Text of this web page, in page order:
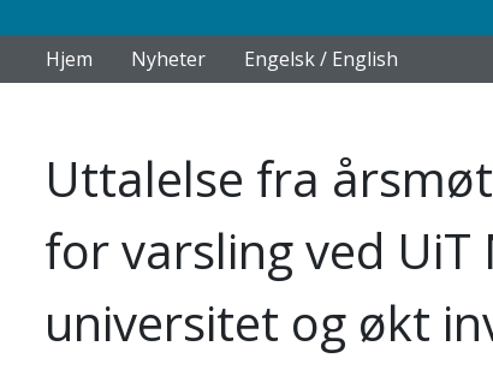
Hjem Nyheter Engelsk / English
Uttalelse fra
for varsling ved UiT
universitet og økt